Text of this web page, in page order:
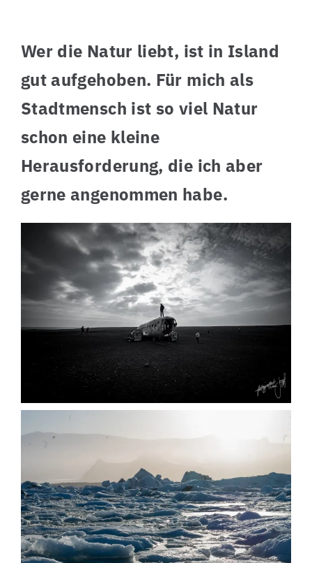
Wer die Natur liebt, ist in Island
gut aufgehoben. Für mich als
Stadtmensch ist so viel Natur
schon eine kleine
Herausforderung, die ich aber
gerne angenommen habe.